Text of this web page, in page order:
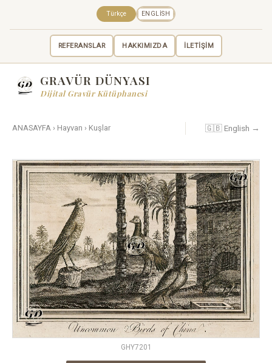
REFERANSLAR HAKKIMIZDA İLETİŞİM
Türkçe ENGLISH
GRAVÜR DÜNYASI
Dijital Gravür Kütüphanesi
ANASAYFA › Hayvan › Kuşlar 🇬🇧 English →
GHY7201